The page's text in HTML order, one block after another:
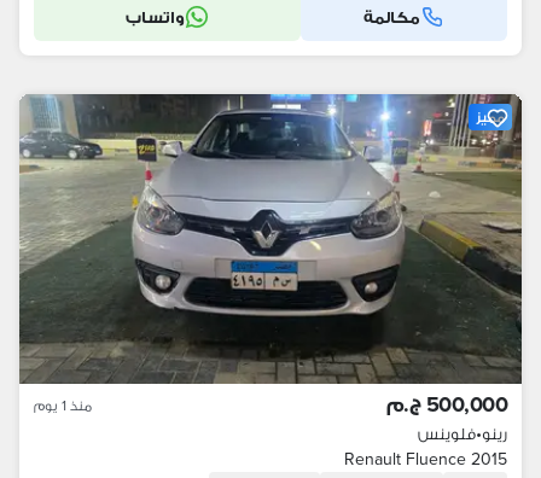
مكالمة واتساب
مميز
500,000 ج.م منذ 1 يوم
رينو•فلوينس
Renault Fluence 2015